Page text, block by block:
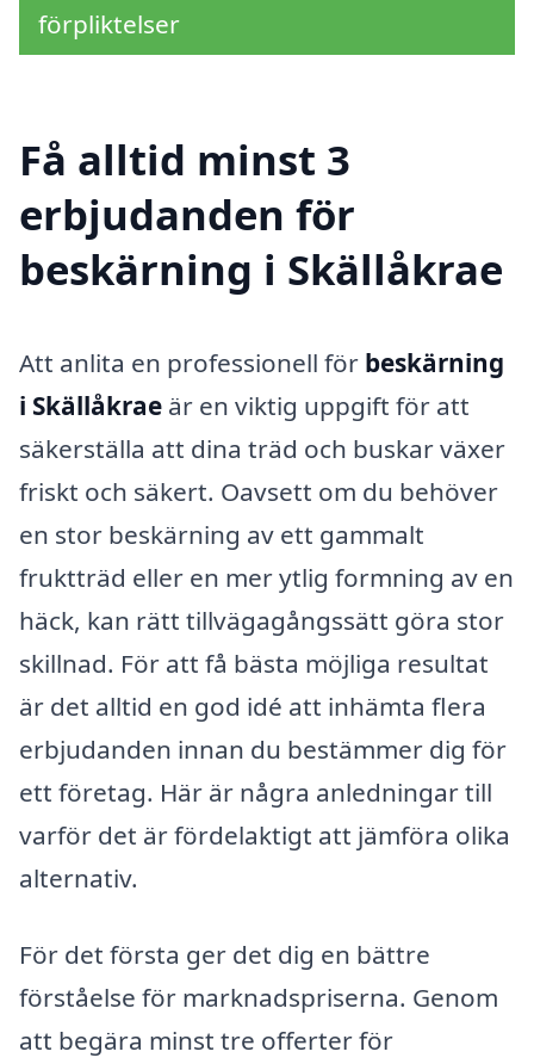
förpliktelser
Få alltid minst 3
erbjudanden för
beskärning i Skällåkrae
Att anlita en professionell för beskärning
i Skällåkrae är en viktig uppgift för att
säkerställa att dina träd och buskar växer
friskt och säkert. Oavsett om du behöver
en stor beskärning av ett gammalt
fruktträd eller en mer ytlig formning av en
häck, kan rätt tillvägagångssätt göra stor
skillnad. För att få bästa möjliga resultat
är det alltid en god idé att inhämta flera
erbjudanden innan du bestämmer dig för
ett företag. Här är några anledningar till
varför det är fördelaktigt att jämföra olika
alternativ.
För det första ger det dig en bättre
förståelse för marknadspriserna. Genom
att begära minst tre offerter för